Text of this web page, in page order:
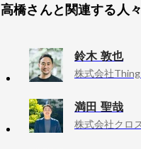
高橋さんと関連する人々
鈴木 敦也
満田 聖哉